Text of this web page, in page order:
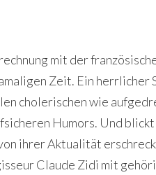
mit der
Zeit. Ein herrlicher
cholerischen wie
Humors. Und
ihrer Aktualität
Claude Zidi mit